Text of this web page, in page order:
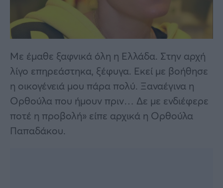
Με έμαθε ξαφνικά όλη η Ελλάδα. Στην αρχή
λίγο επηρεάστηκα, ξέφυγα. Εκεί με βοήθησε
η οικογένειά μου πάρα πολύ. Ξαναέγινα η
Ορθούλα που ήμουν πριν… Δε με ενδιέφερε
ποτέ η προβολή» είπε αρχικά η Ορθούλα
Παπαδάκου.